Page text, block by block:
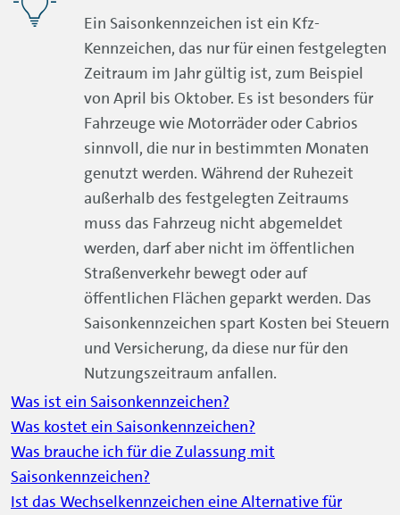
Ein Saisonkennzeichen ist ein Kfz-
Kennzeichen, das nur für einen festgelegten
Zeitraum im Jahr gültig ist, zum Beispiel
von April bis Oktober. Es ist besonders für
Fahrzeuge wie Motorräder oder Cabrios
sinnvoll, die nur in bestimmten Monaten
genutzt werden. Während der Ruhezeit
außerhalb des festgelegten Zeitraums
muss das Fahrzeug nicht abgemeldet
werden, darf aber nicht im öffentlichen
Straßenverkehr bewegt oder auf
öffentlichen Flächen geparkt werden. Das
Saisonkennzeichen spart Kosten bei Steuern
und Versicherung, da diese nur für den
Nutzungszeitraum anfallen.
Was ist ein Saisonkennzeichen?
Was kostet ein Saisonkennzeichen?
Was brauche ich für die Zulassung mit
Saisonkennzeichen?
Ist das Wechselkennzeichen eine Alternative für